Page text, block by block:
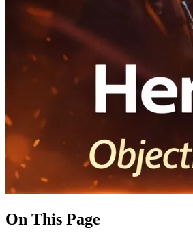
On This Page